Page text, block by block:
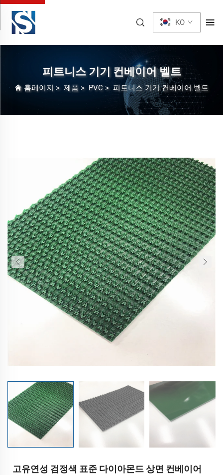
KO
피트니스 기기 컨베이어 벨트
홈페이지 > 제품 > PVC > 피트니스 기기 컨베이어 벨트
고유연성 검정색 표준 다이아몬드 상면 컨베이어